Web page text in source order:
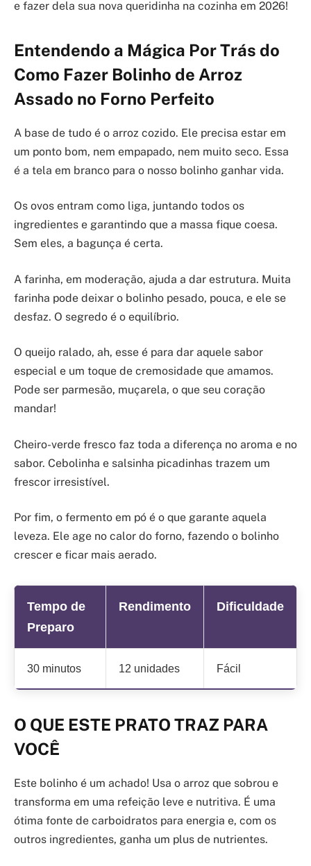
e fazer dela sua nova queridinha na cozinha em 2026!
Entendendo a Mágica Por Trás do
Como Fazer Bolinho de Arroz
Assado no Forno Perfeito
A base de tudo é o arroz cozido. Ele precisa estar em
um ponto bom, nem empapado, nem muito seco. Essa
é a tela em branco para o nosso bolinho ganhar vida.
Os ovos entram como liga, juntando todos os
ingredientes e garantindo que a massa fique coesa.
Sem eles, a bagunça é certa.
A farinha, em moderação, ajuda a dar estrutura. Muita
farinha pode deixar o bolinho pesado, pouca, e ele se
desfaz. O segredo é o equilíbrio.
O queijo ralado, ah, esse é para dar aquele sabor
especial e um toque de cremosidade que amamos.
Pode ser parmesão, muçarela, o que seu coração
mandar!
Cheiro-verde fresco faz toda a diferença no aroma e no
sabor. Cebolinha e salsinha picadinhas trazem um
frescor irresistível.
Por fim, o fermento em pó é o que garante aquela
leveza. Ele age no calor do forno, fazendo o bolinho
crescer e ficar mais aerado.
Tempo de
Preparo
Rendimento Dificuldade
30 minutos 12 unidades Fácil
O QUE ESTE PRATO TRAZ PARA
VOCÊ
Este bolinho é um achado! Usa o arroz que sobrou e
transforma em uma refeição leve e nutritiva. É uma
ótima fonte de carboidratos para energia e, com os
outros ingredientes, ganha um plus de nutrientes.